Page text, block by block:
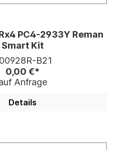
PC4-2933Y Reman
Smart Kit
B21
0,00 €*
Anfrage
Details